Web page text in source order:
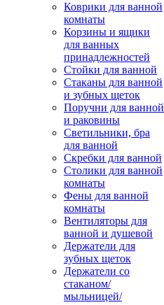
Коврики для ванной
комнаты
Корзины и ящики
для ванных
принадлежностей
Стойки для ванной
Стаканы для ванной
и зубных щеток
Поручни для ванной
и раковины
Светильники, бра
для ванной
Скребки для ванной
Столики для ванной
комнаты
Фены для ванной
комнаты
Вентиляторы для
ванной и душевой
Держатели для
зубных щеток
Держатели со
стаканом/
мыльницей/